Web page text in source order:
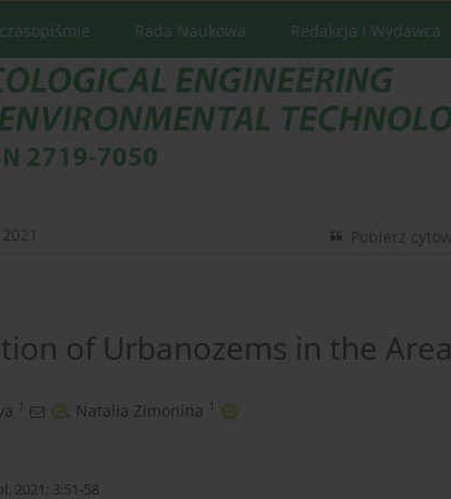
Rada Naukowa Redakcja i Wydawca
Pobierz
of Urbanozems in the
1 , Natalia Zimonina 1
2021; 3:51-58